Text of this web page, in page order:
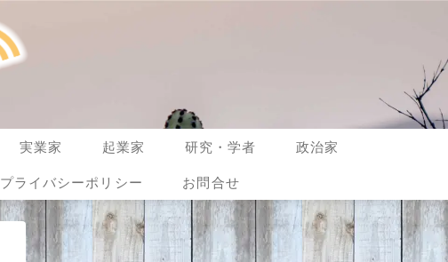
実業家 起業家 研究・学者 政治家
プライバシーポリシー お問合せ